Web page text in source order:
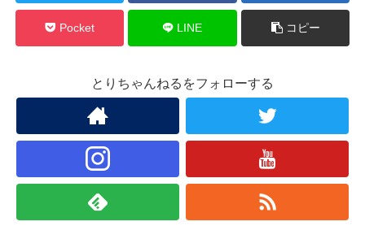
Pocket LINE コピー
とりちゃんねるをフォローする